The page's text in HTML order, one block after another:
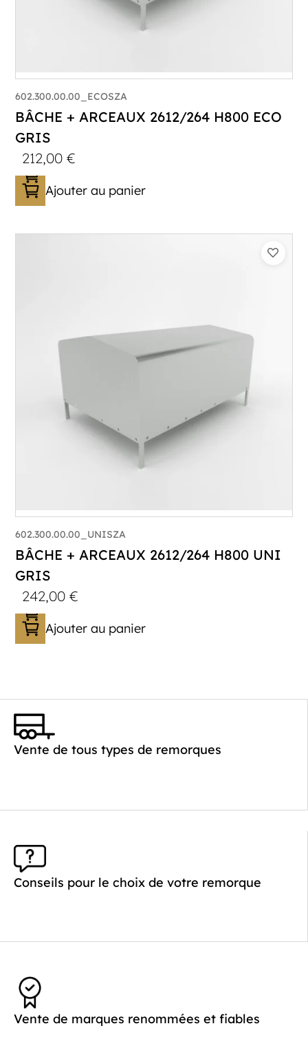
602.300.00.00_ECOSZA
BÂCHE + ARCEAUX 2612/264 H800 ECO
GRIS
212,00€
Ajouter au panier
602.300.00.00_UNISZA
BÂCHE + ARCEAUX 2612/264 H800 UNI
GRIS
242,00€
Ajouter au panier
Vente de tous types de remorques
Conseils pour le choix de votre remorque
Vente de marques renommées et fiables